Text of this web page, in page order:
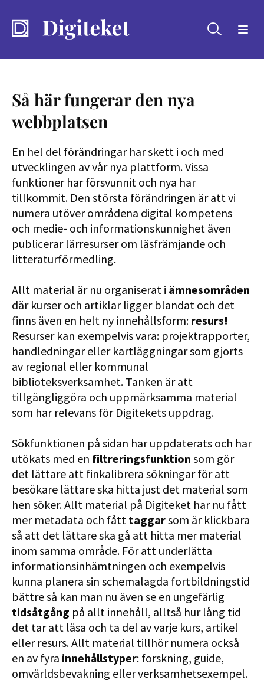
Sök
Så här fungerar den nya
webbplatsen
En hel del förändringar har skett i och med
utvecklingen av vår nya plattform. Vissa
funktioner har försvunnit och nya har
tillkommit. Den största förändringen är att vi
numera utöver områdena digital kompetens
och medie- och informationskunnighet även
publicerar lärresurser om läsfrämjande och
litteraturförmedling.
Allt material är nu organiserat i ämnesområden
där kurser och artiklar ligger blandat och det
finns även en helt ny innehållsform: resurs!
Resurser kan exempelvis vara: projektrapporter,
handledningar eller kartläggningar som gjorts
av regional eller kommunal
biblioteksverksamhet. Tanken är att
tillgängliggöra och uppmärksamma material
som har relevans för Digitekets uppdrag.
Sökfunktionen på sidan har uppdaterats och har
utökats med en filtreringsfunktion som gör
det lättare att finkalibrera sökningar för att
besökare lättare ska hitta just det material som
hen söker. Allt material på Digiteket har nu fått
mer metadata och fått taggarsom är klickbara
så att det lättare ska gå att hitta mer material
inom samma område. För att underlätta
informationsinhämtningen och exempelvis
kunna planera sin schemalagda fortbildningstid
bättre så kan man nu även se en ungefärlig
tidsåtgång på allt innehåll, alltså hur lång tid
det tar att läsa och ta del av varje kurs, artikel
eller resurs. Allt material tillhör numera också
en av fyra innehållstyper: forskning, guide,
omvärldsbevakning eller verksamhetsexempel.